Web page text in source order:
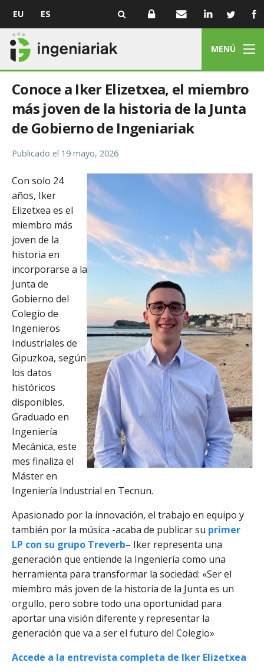
EU ES
MENÚ
Conoce a Iker Elizetxea, el miembro
más joven de la historia de la Junta
de Gobierno de Ingeniariak
Publicado el 19 mayo, 2026
Con solo 24
años, Iker
Elizetxea es el
miembro más
joven de la
historia en
incorporarse a la
Junta de
Gobierno del
Colegio de
Ingenieros
Industriales de
Gipuzkoa, según
los datos
históricos
disponibles.
Graduado en
Ingeniería
Mecánica, este
mes finaliza el
Máster en
Ingeniería Industrial en Tecnun.
Apasionado por la innovación, el trabajo en equipo y
también por la música -acaba de publicar su primer
LP con su grupo Treverb– Iker representa una
generación que entiende la Ingeniería como una
herramienta para transformar la sociedad: «Ser el
miembro más joven de la historia de la Junta es un
orgullo, pero sobre todo una oportunidad para
aportar una visión diferente y representar la
generación que va a ser el futuro del Colegio»
Accede a la entrevista completa de Iker Elizetxea